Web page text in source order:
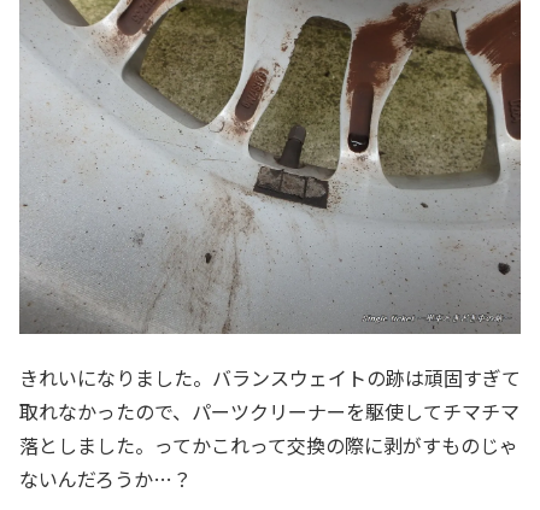
きれいになりました。バランスウェイトの跡は頑固すぎて
取れなかったので、パーツクリーナーを駆使してチマチマ
落としました。ってかこれって交換の際に剥がすものじゃ
ないんだろうか…？